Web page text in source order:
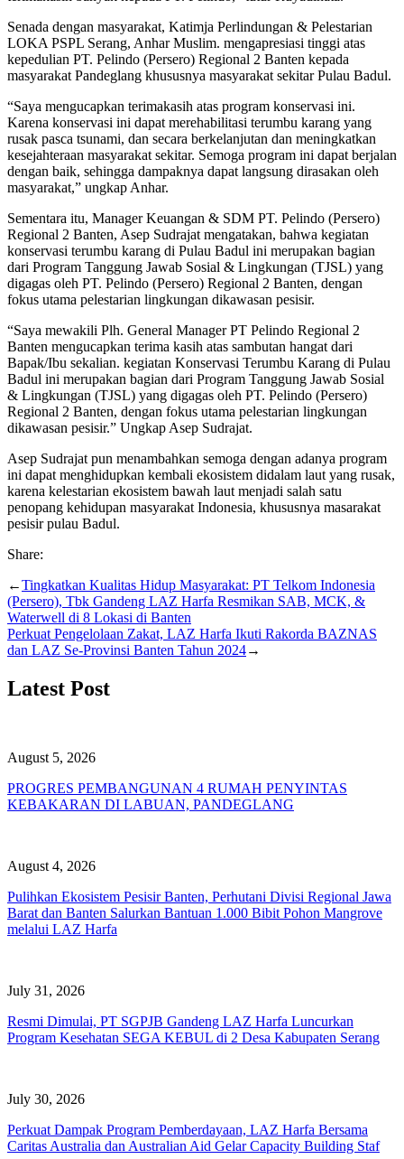
Senada dengan masyarakat, Katimja Perlindungan & Pelestarian
LOKA PSPL Serang, Anhar Muslim. mengapresiasi tinggi atas
kepedulian PT. Pelindo (Persero) Regional 2 Banten kepada
masyarakat Pandeglang khususnya masyarakat sekitar Pulau Badul.
“Saya mengucapkan terimakasih atas program konservasi ini.
Karena konservasi ini dapat merehabilitasi terumbu karang yang
rusak pasca tsunami, dan secara berkelanjutan dan meningkatkan
kesejahteraan masyarakat sekitar. Semoga program ini dapat berjalan
dengan baik, sehingga dampaknya dapat langsung dirasakan oleh
masyarakat,” ungkap Anhar.
Sementara itu, Manager Keuangan & SDM PT. Pelindo (Persero)
Regional 2 Banten, Asep Sudrajat mengatakan, bahwa kegiatan
konservasi terumbu karang di Pulau Badul ini merupakan bagian
dari Program Tanggung Jawab Sosial & Lingkungan (TJSL) yang
digagas oleh PT. Pelindo (Persero) Regional 2 Banten, dengan
fokus utama pelestarian lingkungan dikawasan pesisir.
“Saya mewakili Plh. General Manager PT Pelindo Regional 2
Banten mengucapkan terima kasih atas sambutan hangat dari
Bapak/Ibu sekalian. kegiatan Konservasi Terumbu Karang di Pulau
Badul ini merupakan bagian dari Program Tanggung Jawab Sosial
& Lingkungan (TJSL) yang digagas oleh PT. Pelindo (Persero)
Regional 2 Banten, dengan fokus utama pelestarian lingkungan
dikawasan pesisir.” Ungkap Asep Sudrajat.
Asep Sudrajat pun menambahkan semoga dengan adanya program
ini dapat menghidupkan kembali ekosistem didalam laut yang rusak,
karena kelestarian ekosistem bawah laut menjadi salah satu
penopang kehidupan masyarakat Indonesia, khususnya masarakat
pesisir pulau Badul.
Share:
←Tingkatkan Kualitas Hidup Masyarakat: PT Telkom Indonesia
(Persero), Tbk Gandeng LAZ Harfa Resmikan SAB, MCK, &
Waterwell di 8 Lokasi di Banten
Perkuat Pengelolaan Zakat, LAZ Harfa Ikuti Rakorda BAZNAS
dan LAZ Se-Provinsi Banten Tahun 2024→
Latest Post
August 5, 2026
PROGRES PEMBANGUNAN 4 RUMAH PENYINTAS
KEBAKARAN DI LABUAN, PANDEGLANG
August 4, 2026
Pulihkan Ekosistem Pesisir Banten, Perhutani Divisi Regional Jawa
Barat dan Banten Salurkan Bantuan 1.000 Bibit Pohon Mangrove
melalui LAZ Harfa
July 31, 2026
Resmi Dimulai, PT SGPJB Gandeng LAZ Harfa Luncurkan
Program Kesehatan SEGA KEBUL di 2 Desa Kabupaten Serang
July 30, 2026
Perkuat Dampak Program Pemberdayaan, LAZ Harfa Bersama
Caritas Australia dan Australian Aid Gelar Capacity Building Staf